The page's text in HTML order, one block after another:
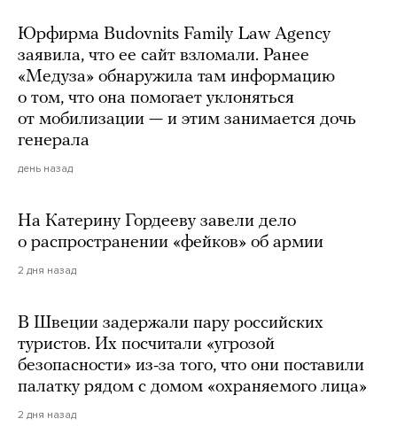
Юрфирма Budovnits Family Law Agency
заявила, что ее сайт взломали. Ранее
«Медуза» обнаружила там информацию
о том, что она помогает уклоняться
от мобилизации — и этим занимается дочь
генерала
день назад
На Катерину Гордееву завели дело
о распространении «фейков» об армии
2 дня назад
В Швеции задержали пару российских
туристов. Их посчитали «угрозой
безопасности» из-за того, что они поставили
палатку рядом с домом «охраняемого лица»
2 дня назад